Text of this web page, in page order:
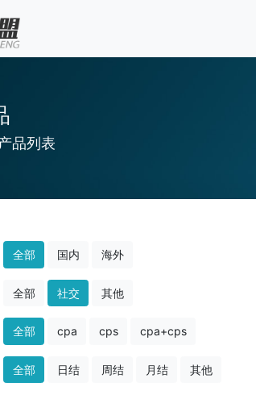
品列表
全部 国内 海外
全部 社交 其他
全部 cpa cps cpa+cps
全部 日结 周结 月结 其他